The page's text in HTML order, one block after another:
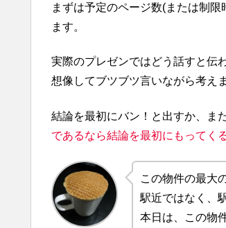
まずは予定のページ数(または制
ます。
実際のプレゼンではどう話すと伝
想像してブツブツ言いながら考えま
結論を最初にバン！と出すか、ま
であるなら結論を最初にもってく
この物件の最大
駅近ではなく、
本日は、この物